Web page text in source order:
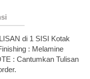
di 1 SISI Kotak
: Melamine
: Cantumkan Tulisan